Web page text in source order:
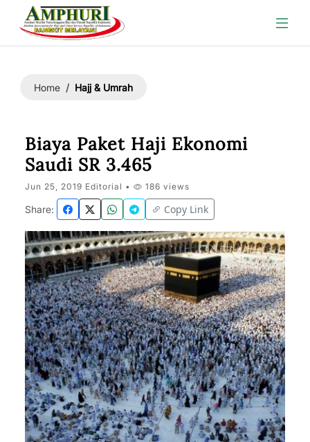
Home Hajj & Umrah
Biaya Paket Haji Ekonomi
Saudi SR 3.465
Jun 25, 2019 Editorial • 186 views
Share: Copy Link